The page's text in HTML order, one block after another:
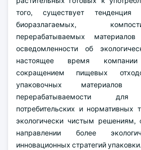
того, существует тенденция
биоразлагаемых,
перерабатываемых
осведомленности об
настоящее время
сокращением пищевых
упаковочных
перерабатываемости для
потребительских и нормативных
экологически чистым
направлении более
инновационных стратегий упаковки.